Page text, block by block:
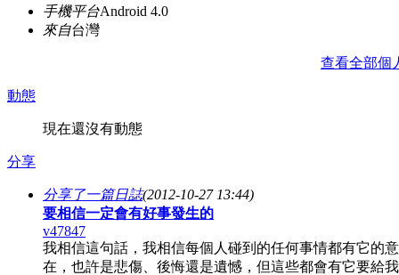
手機平台Android 4.0
來自台灣
查看全部個
動態
現在還沒有動態
分享
分享了一篇日誌(2012-10-27 13:44)
要相信一定會有好事發生的
v47847
我相信這句話，我相信每個人碰到的任何事情都有它的
在，也許是悲傷、後悔還是遺憾，但這些都會有它要給